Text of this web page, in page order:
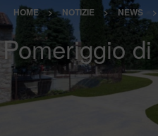
HOME > NOTIZIE > NEWS >
Pomeriggio